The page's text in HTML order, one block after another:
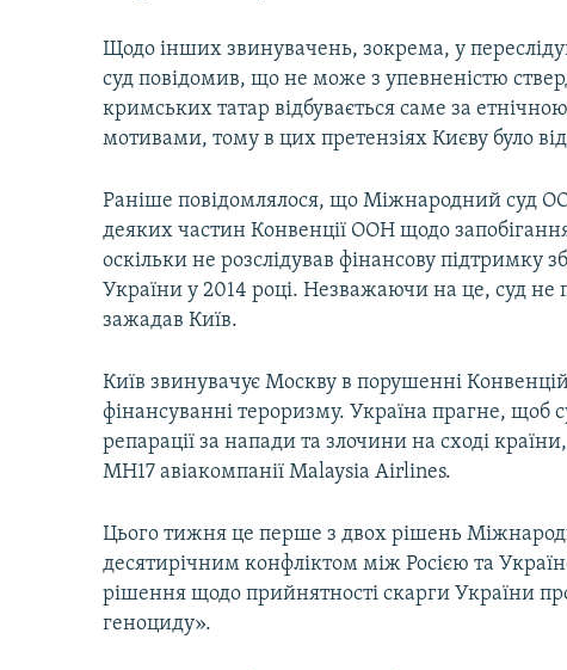
Щодо інших звинувачень, зокрема, у
суд повідомив, що не може з упевненістю
кримських татар відбувається саме за
мотивами, тому в цих претензіях Києву було
Раніше повідомлялося, що Міжнародний суд
деяких частин Конвенції ООН щодо
оскільки не розслідував фінансову підтримку
України у 2014 році. Незважаючи на це, суд не
зажадав Київ.
Київ звинувачує Москву в порушенні
фінансуванні тероризму. Україна прагне, щоб
репарації за напади та злочини на сході
МН17 авіакомпанії Malaysia Airlines.
Цього тижня це перше з двох рішень
десятирічним конфліктом між Росією та
рішення щодо прийнятності скарги України
геноциду».